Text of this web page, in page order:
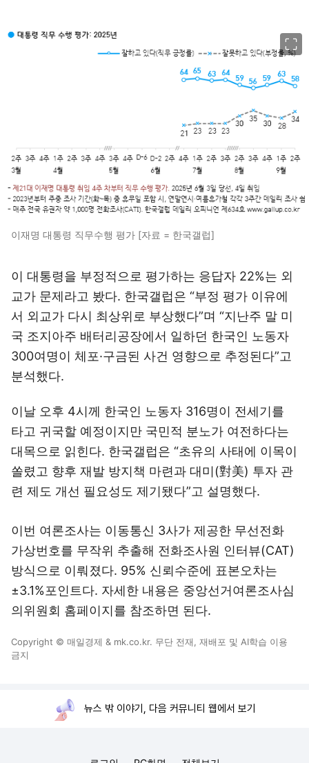
이재명 대통령 직무수행 평가 [자료 = 한국갤럽]
이 대통령을 부정적으로 평가하는 응답자 22%는 외
교가 문제라고 봤다. 한국갤럽은 “부정 평가 이유에
서 외교가 다시 최상위로 부상했다”며 “지난주 말 미
국 조지아주 배터리공장에서 일하던 한국인 노동자
300여명이 체포·구금된 사건 영향으로 추정된다”고
분석했다.
이날 오후 4시께 한국인 노동자 316명이 전세기를
타고 귀국할 예정이지만 국민적 분노가 여전하다는
대목으로 읽힌다. 한국갤럽은 “초유의 사태에 이목이
쏠렸고 향후 재발 방지책 마련과 대미(對美) 투자 관
련 제도 개선 필요성도 제기됐다”고 설명했다.
이번 여론조사는 이동통신 3사가 제공한 무선전화
가상번호를 무작위 추출해 전화조사원 인터뷰(CAT)
방식으로 이뤄졌다. 95% 신뢰수준에 표본오차는
±3.1%포인트다. 자세한 내용은 중앙선거여론조사심
의위원회 홈페이지를 참조하면 된다.
Copyright © 매일경제 & mk.co.kr. 무단 전재, 재배포 및 AI학습 이용
금지
뉴스 밖 이야기, 다음 커뮤니티 웹에서 보기